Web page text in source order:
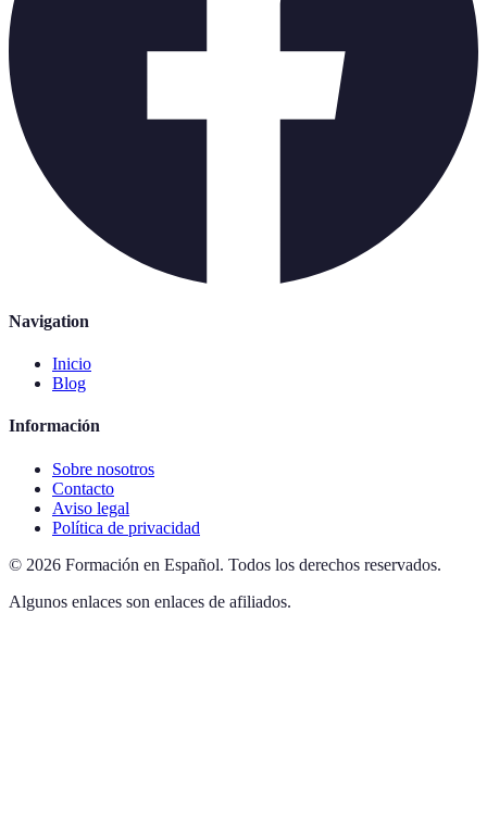
Navigation
Inicio
Blog
Información
Sobre nosotros
Contacto
Aviso legal
Política de privacidad
© 2026 Formación en Español. Todos los derechos reservados.
Algunos enlaces son enlaces de afiliados.